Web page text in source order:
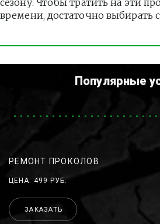
сезону. Чтобы тратить на эти
времени, достаточно выбирать
Популярные
РЕМОНТ ПРОКОЛОВ
ЦЕНА: 499 РУБ.
ЗАКАЗАТЬ